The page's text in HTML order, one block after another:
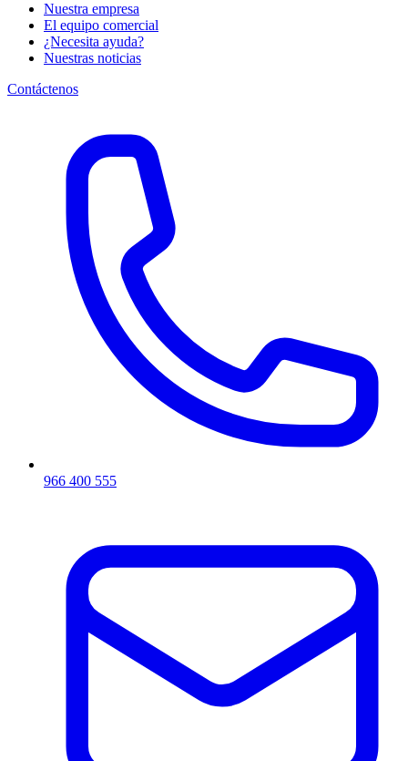
Nuestra empresa
El equipo comercial
¿Necesita ayuda?
Nuestras noticias
Contáctenos
966 400 555